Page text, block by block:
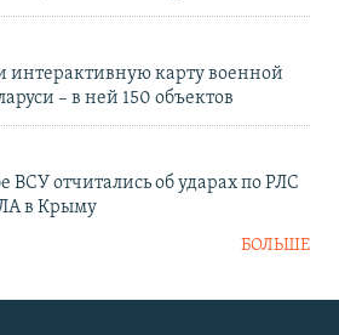
интерактивную карту военной
– в ней 150 объектов
ВСУ отчитались об ударах по РЛС
в Крыму
БОЛЬШЕ